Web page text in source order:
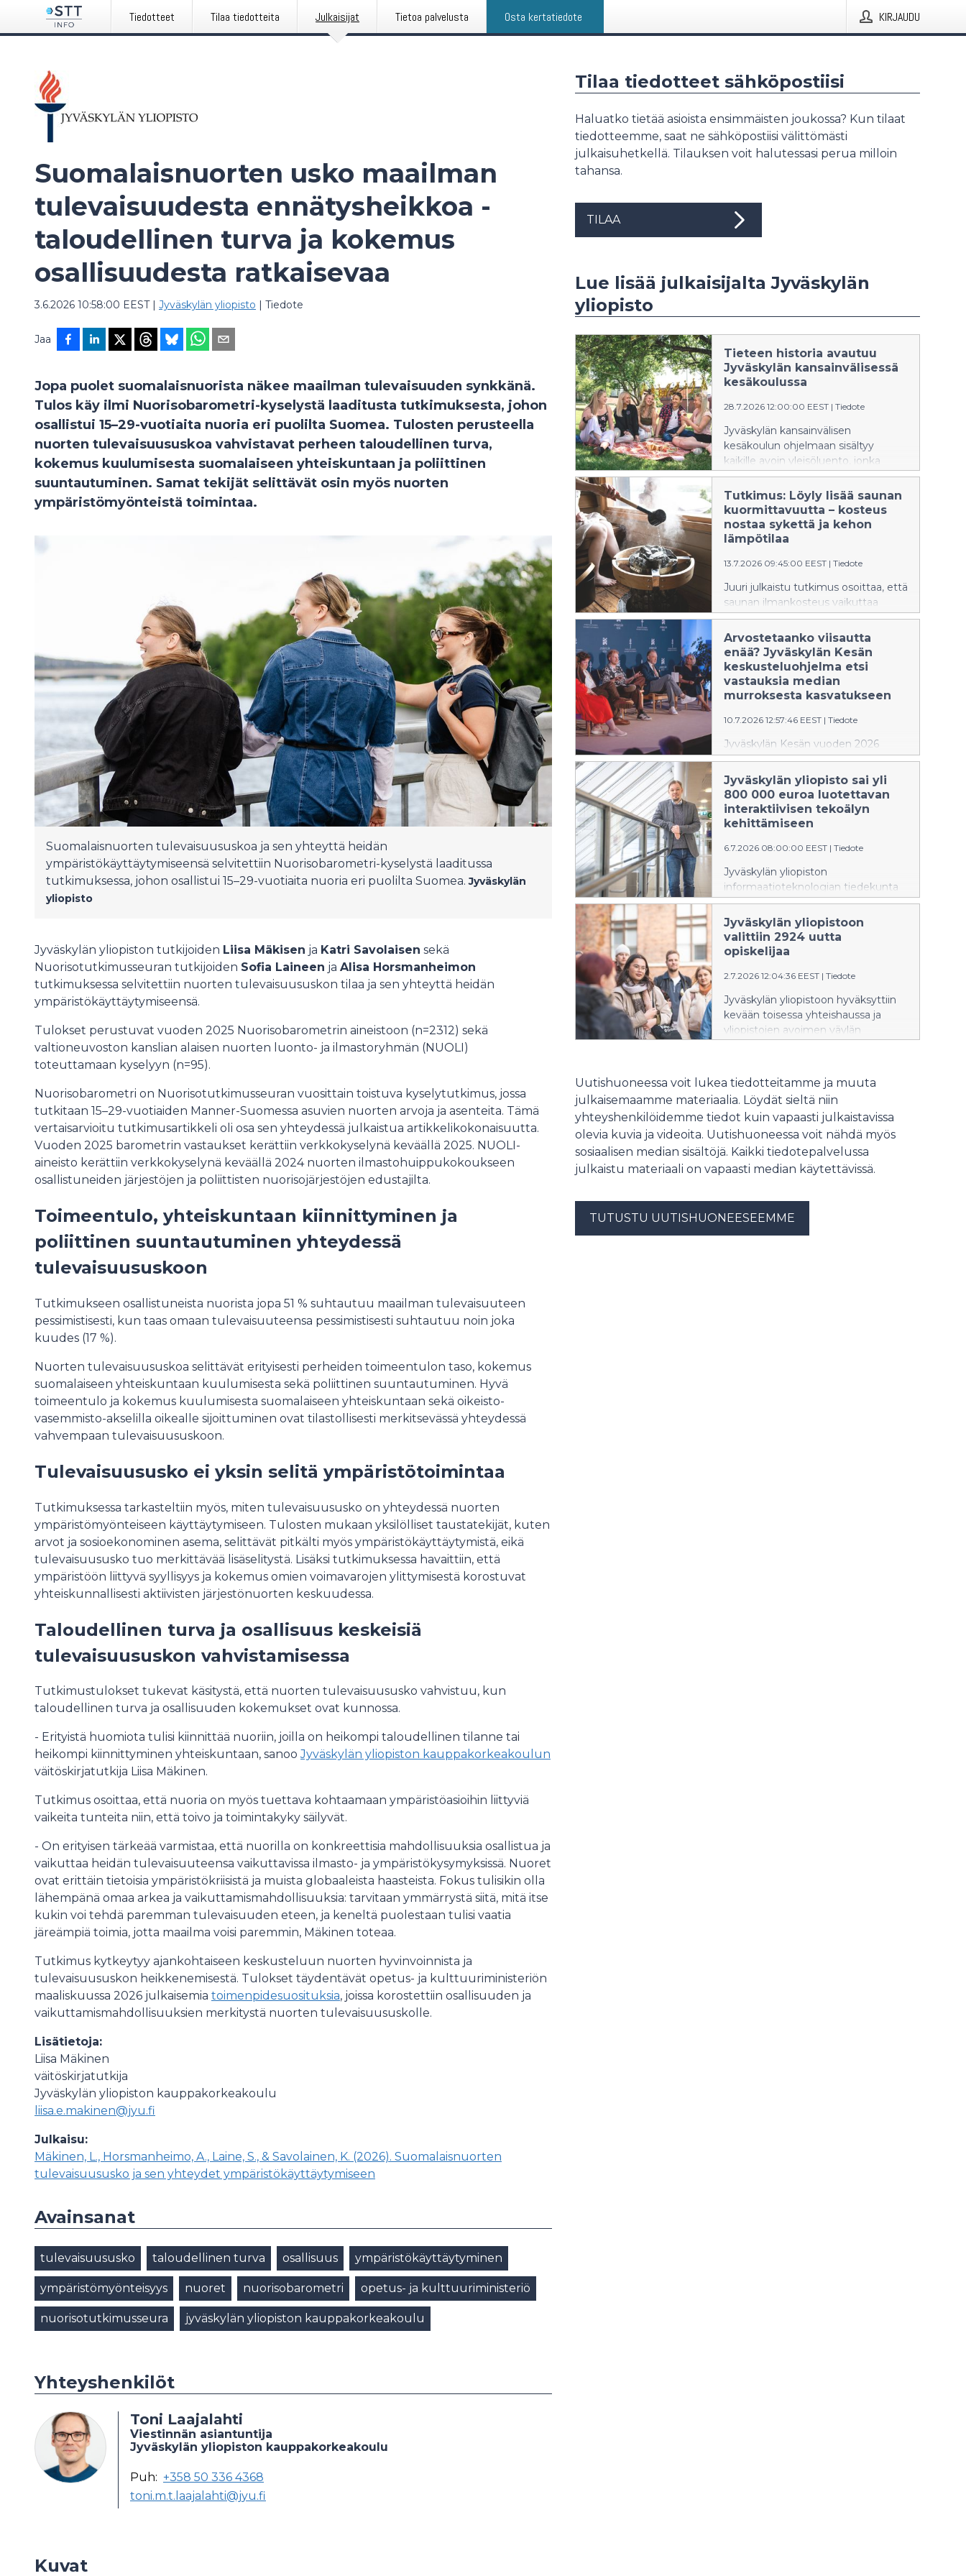
Tiedotteet Tilaa tiedotteita Julkaisijat Tietoa palvelusta Osta kertatiedote KIRJAUDU
Suomalaisnuorten usko maailman
tulevaisuudesta ennätysheikkoa -
taloudellinen turva ja kokemus
osallisuudesta ratkaisevaa
3.6.2026 10:58:00 EEST| Jyväskylän yliopisto | Tiedote
Jaa
Jopa puolet suomalaisnuorista näkee maailman tulevaisuuden synkkänä.
Tulos käy ilmi Nuorisobarometri-kyselystä laaditusta tutkimuksesta, johon
osallistui 15–29-vuotiaita nuoria eri puolilta Suomea. Tulosten perusteella
nuorten tulevaisuususkoa vahvistavat perheen taloudellinen turva,
kokemus kuulumisesta suomalaiseen yhteiskuntaan ja poliittinen
suuntautuminen. Samat tekijät selittävät osin myös nuorten
ympäristömyönteistä toimintaa.
Suomalaisnuorten tulevaisuususkoa ja sen yhteyttä heidän
ympäristökäyttäytymiseensä selvitettiin Nuorisobarometri-kyselystä laaditussa
tutkimuksessa, johon osallistui 15–29-vuotiaita nuoria eri puolilta Suomea. Jyväskylän
yliopisto
Jyväskylän yliopiston tutkijoiden Liisa Mäkisen ja Katri Savolaisen sekä
Nuorisotutkimusseuran tutkijoiden Sofia Laineen ja Alisa Horsmanheimon
tutkimuksessa selvitettiin nuorten tulevaisuususkon tilaa ja sen yhteyttä heidän
ympäristökäyttäytymiseensä.
Tulokset perustuvat vuoden 2025 Nuorisobarometrin aineistoon (n=2312) sekä
valtioneuvoston kanslian alaisen nuorten luonto- ja ilmastoryhmän (NUOLI)
toteuttamaan kyselyyn (n=95).
Nuorisobarometri on Nuorisotutkimusseuran vuosittain toistuva kyselytutkimus, jossa
tutkitaan 15–29-vuotiaiden Manner-Suomessa asuvien nuorten arvoja ja asenteita. Tämä
vertaisarvioitu tutkimusartikkeli oli osa sen yhteydessä julkaistua artikkelikokonaisuutta.
Vuoden 2025 barometrin vastaukset kerättiin verkkokyselynä keväällä 2025. NUOLI-
aineisto kerättiin verkkokyselynä keväällä 2024 nuorten ilmastohuippukokoukseen
osallistuneiden järjestöjen ja poliittisten nuorisojärjestöjen edustajilta.
Toimeentulo, yhteiskuntaan kiinnittyminen ja
poliittinen suuntautuminen yhteydessä
tulevaisuususkoon
Tutkimukseen osallistuneista nuorista jopa 51 % suhtautuu maailman tulevaisuuteen
pessimistisesti, kun taas omaan tulevaisuuteensa pessimistisesti suhtautuu noin joka
kuudes (17 %).
Nuorten tulevaisuususkoa selittävät erityisesti perheiden toimeentulon taso, kokemus
suomalaiseen yhteiskuntaan kuulumisesta sekä poliittinen suuntautuminen. Hyvä
toimeentulo ja kokemus kuulumisesta suomalaiseen yhteiskuntaan sekä oikeisto-
vasemmisto-akselilla oikealle sijoittuminen ovat tilastollisesti merkitsevässä yhteydessä
vahvempaan tulevaisuususkoon.
Tulevaisuususko ei yksin selitä ympäristötoimintaa
Tutkimuksessa tarkasteltiin myös, miten tulevaisuususko on yhteydessä nuorten
ympäristömyönteiseen käyttäytymiseen. Tulosten mukaan yksilölliset taustatekijät, kuten
arvot ja sosioekonominen asema, selittävät pitkälti myös ympäristökäyttäytymistä, eikä
tulevaisuususko tuo merkittävää lisäselitystä. Lisäksi tutkimuksessa havaittiin, että
ympäristöön liittyvä syyllisyys ja kokemus omien voimavarojen ylittymisestä korostuvat
yhteiskunnallisesti aktiivisten järjestönuorten keskuudessa.
Taloudellinen turva ja osallisuus keskeisiä
tulevaisuususkon vahvistamisessa
Tutkimustulokset tukevat käsitystä, että nuorten tulevaisuususko vahvistuu, kun
taloudellinen turva ja osallisuuden kokemukset ovat kunnossa.
- Erityistä huomiota tulisi kiinnittää nuoriin, joilla on heikompi taloudellinen tilanne tai
heikompi kiinnittyminen yhteiskuntaan, sanoo Jyväskylän yliopiston kauppakorkeakoulun
väitöskirjatutkija Liisa Mäkinen.
Tutkimus osoittaa, että nuoria on myös tuettava kohtaamaan ympäristöasioihin liittyviä
vaikeita tunteita niin, että toivo ja toimintakyky säilyvät.
- On erityisen tärkeää varmistaa, että nuorilla on konkreettisia mahdollisuuksia osallistua ja
vaikuttaa heidän tulevaisuuteensa vaikuttavissa ilmasto- ja ympäristökysymyksissä. Nuoret
ovat erittäin tietoisia ympäristökriisistä ja muista globaaleista haasteista. Fokus tulisikin olla
lähempänä omaa arkea ja vaikuttamismahdollisuuksia: tarvitaan ymmärrystä siitä, mitä itse
kukin voi tehdä paremman tulevaisuuden eteen, ja keneltä puolestaan tulisi vaatia
järeämpiä toimia, jotta maailma voisi paremmin, Mäkinen toteaa.
Tutkimus kytkeytyy ajankohtaiseen keskusteluun nuorten hyvinvoinnista ja
tulevaisuususkon heikkenemisestä. Tulokset täydentävät opetus- ja kulttuuriministeriön
maaliskuussa 2026 julkaisemia toimenpidesuosituksia, joissa korostettiin osallisuuden ja
vaikuttamismahdollisuuksien merkitystä nuorten tulevaisuususkolle.
Lisätietoja:
Liisa Mäkinen
väitöskirjatutkija
Jyväskylän yliopiston kauppakorkeakoulu
liisa.e.makinen@jyu.fi
Julkaisu:
Mäkinen, L., Horsmanheimo, A., Laine, S., & Savolainen, K. (2026). Suomalaisnuorten
tulevaisuususko ja sen yhteydet ympäristökäyttäytymiseen
Avainsanat
tulevaisuususko taloudellinen turva osallisuus ympäristökäyttäytyminen
ympäristömyönteisyys nuoret nuorisobarometri opetus- ja kulttuuriministeriö
nuorisotutkimusseura jyväskylän yliopiston kauppakorkeakoulu
Yhteyshenkilöt
Toni Laajalahti
Viestinnän asiantuntija
Jyväskylän yliopiston kauppakorkeakoulu
Puh: +358 50 336 4368
toni.m.t.laajalahti@jyu.fi
Kuvat
Tilaa tiedotteet sähköpostiisi
Haluatko tietää asioista ensimmäisten joukossa? Kun tilaat
tiedotteemme, saat ne sähköpostiisi välittömästi
julkaisuhetkellä. Tilauksen voit halutessasi perua milloin
tahansa.
TILAA
Lue lisää julkaisijalta Jyväskylän
yliopisto
Tieteen historia avautuu
Jyväskylän kansainvälisessä
kesäkoulussa
28.7.2026 12:00:00 EEST | Tiedote
Jyväskylän kansainvälisen
kesäkoulun ohjelmaan sisältyy
kaikille avoin yleisöluento, jonka
aiheena on uuden fysiikan synnyn
yhteydet Weimarin tasavallan
kulttuurielämään. Luennoitsijana
toimii professori Ismo Koponen
Helsingin yliopistosta.
Tutkimus: Löyly lisää saunan
kuormittavuutta – kosteus
nostaa sykettä ja kehon
lämpötilaa
13.7.2026 09:45:00 EEST | Tiedote
Juuri julkaistu tutkimus osoittaa, että
saunan ilmankosteus vaikuttaa
merkittävästi elimistön
kuormittumiseen lämpötilan lisäksi.
Mitä kosteampi sauna on, sitä
voimakkaammin syke ja kehon
lämpötila nousevat.
Arvostetaanko viisautta
enää? Jyväskylän Kesän
keskusteluohjelma etsi
vastauksia median
murroksesta kasvatukseen
10.7.2026 12:57:46 EEST | Tiedote
Jyväskylän Kesän vuoden 2026
keskusteluohjelma tarkasteli yhtä
vanhimmista ja samalla
ajankohtaisimmista ihanteista:
viisautta. Viiden päivän aikana
keskusteluissa kysyttiin, miltä viisaus
kilpaillaan ennennäkemättömällä
voimalla, tekoäly muuttaa
ajatteluamme ja yhteiskunnallinen
keskustelu hakee uusia muotojaan.
Jyväskylän yliopisto sai yli
800 000 euroa luotettavan
interaktiivisen tekoälyn
kehittämiseen
6.7.2026 08:00:00 EEST | Tiedote
Jyväskylän yliopiston
informaatioteknologian tiedekunta
on saanut Business Finlandilta 822
000 euron rahoituksen
interaktiivisen tekoälyn
kehittämiseen. Hankkeessa luodaan
ihmisten kanssa yhteistyöhön
kykeneviä tekoälyjärjestelmiä sekä
valmistellaan teknologiaa
kaupalliseen käyttöön.
Jyväskylän yliopistoon
valittiin 2924 uutta
opiskelijaa
2.7.2026 12:04:36 EEST | Tiedote
Jyväskylän yliopistoon hyväksyttiin
kevään toisessa yhteishaussa ja
yliopistojen avoimen väylän
lopulla uusien opiskelijoiden
orientaation merkeissä.
Onnittelemme kaikkia valittuja!
Uutishuoneessa voit lukea tiedotteitamme ja muuta
julkaisemaamme materiaalia. Löydät sieltä niin
yhteyshenkilöidemme tiedot kuin vapaasti julkaistavissa
olevia kuvia ja videoita. Uutishuoneessa voit nähdä myös
sosiaalisen median sisältöjä. Kaikki tiedotepalvelussa
julkaistu materiaali on vapaasti median käytettävissä.
TUTUSTU UUTISHUONEESEEMME